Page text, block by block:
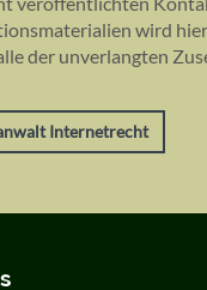
wird
der unverlangten
Internetrecht